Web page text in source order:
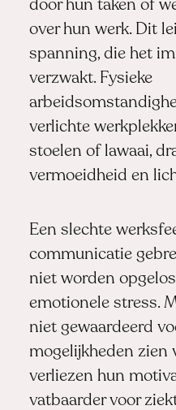
door hun taken of
over hun werk. Dit
spanning, die het
verzwakt. Fysieke
verlichte
stoelen of lawaai,
vermoeidheid en
Een slechte
communicatie
niet worden
emotionele stress.
niet gewaardeerd
mogelijkheden zien
verliezen hun
vatbaarder voor